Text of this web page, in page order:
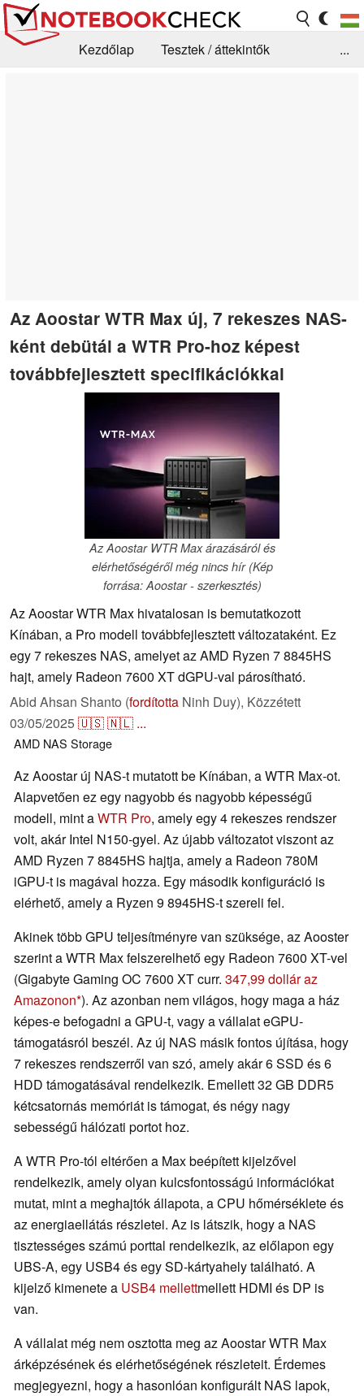
Kezdőlap
Tesztek / áttekintők
...
Az Aoostar WTR Max új, 7 rekeszes NAS-
ként debütál a WTR Pro-hoz képest
továbbfejlesztett specifikációkkal
Az Aoostar WTR Max árazásáról és
elérhetőségéről még nincs hír (Kép
forrása: Aoostar - szerkesztés)
Az Aoostar WTR Max hivatalosan is bemutatkozott
Kínában, a Pro modell továbbfejlesztett változataként. Ez
egy 7 rekeszes NAS, amelyet az AMD Ryzen 7 8845HS
hajt, amely Radeon 7600 XT dGPU-val párosítható.
Abid Ahsan Shanto (fordította Ninh Duy), Közzétett
03/05/2025🇺🇸🇳🇱 ...
AMD NAS Storage
Az Aoostar új NAS-t mutatott be Kínában, a WTR Max-ot.
Alapvetően ez egy nagyobb és nagyobb képességű
modell, mint aWTR Pro, amely egy 4 rekeszes rendszer
volt, akár Intel N150-gyel. Az újabb változatot viszont az
AMD Ryzen 7 8845HS hajtja, amely a Radeon 780M
iGPU-t is magával hozza. Egy második konfiguráció is
elérhető, amely a Ryzen 9 8945HS-t szereli fel.
Akinek több GPU teljesítményre van szüksége, az Aooster
szerint a WTR Max felszerelhető egy Radeon 7600 XT-vel
(Gigabyte Gaming OC 7600 XT curr. 347,99 dollár az
Amazonon ). Az azonban nem világos, hogy maga a ház
képes-e befogadni a GPU-t, vagy a vállalat eGPU-
támogatásról beszél. Az új NAS másik fontos újítása, hogy
7 rekeszes rendszerről van szó, amely akár 6 SSD és 6
HDD támogatásával rendelkezik. Emellett 32 GB DDR5
kétcsatornás memóriát is támogat, és négy nagy
sebességű hálózati portot hoz.
A WTR Pro-tól eltérően a Max beépített kijelzővel
rendelkezik, amely olyan kulcsfontosságú információkat
mutat, mint a meghajtók állapota, a CPU hőmérséklete és
az energiaellátás részletei. Az is látszik, hogy a NAS
tisztességes számú porttal rendelkezik, az előlapon egy
UBS-A, egy USB4 és egy SD-kártyahely található. A
kijelző kimenete a USB4 mellettmellett HDMI és DP is
van.
A vállalat még nem osztotta meg az Aoostar WTR Max
árképzésének és elérhetőségének részleteit. Érdemes
megjegyezni, hogy a hasonlóan konfigurált NAS lapok,